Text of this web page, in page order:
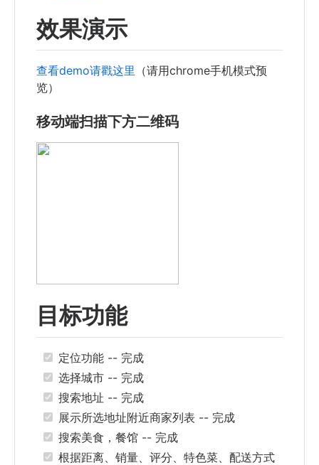
效果演示
查看demo请戳这里 （请用chrome手机模式预
览）
移动端扫描下方二维码
目标功能
定位功能 -- 完成
选择城市 -- 完成
搜索地址 -- 完成
展示所选地址附近商家列表 -- 完成
搜索美食，餐馆 -- 完成
根据距离、销量、评分、特色菜、配送方式